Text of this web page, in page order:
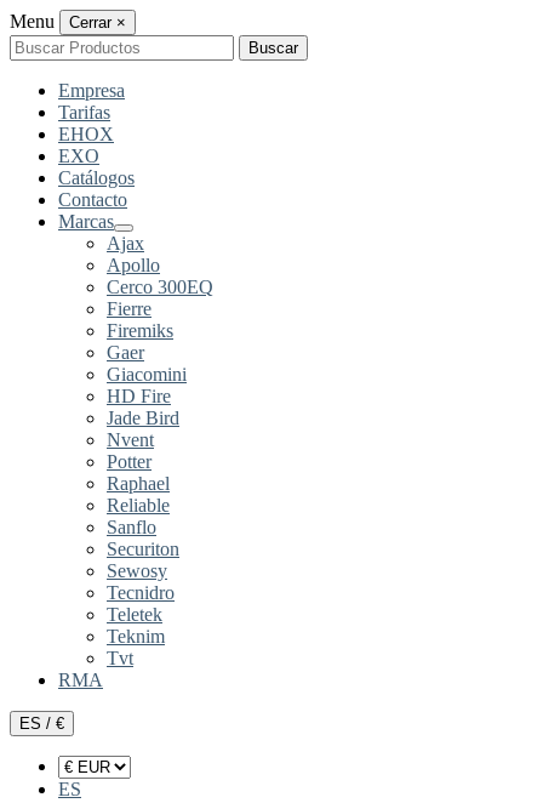
Menu Cerrar ×
Buscar
por:
Buscar
Empresa
Tarifas
EHOX
EXO
Catálogos
Contacto
Marcas
Ajax
Apollo
Cerco 300EQ
Fierre
Firemiks
Gaer
Giacomini
HD Fire
Jade Bird
Nvent
Potter
Raphael
Reliable
Sanflo
Securiton
Sewosy
Tecnidro
Teletek
Teknim
Tvt
RMA
ES / €
ES